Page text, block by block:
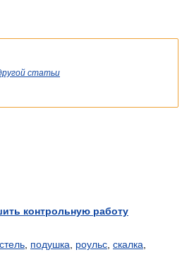
статьи
контрольную работу
подушка роульс скалка